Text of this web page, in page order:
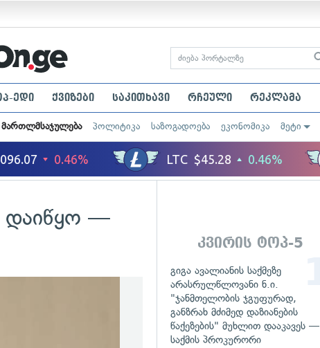
ედი ქვიზები საკითხავი რჩეული რეკლამა
მართლმსაჯულება პოლიტიკა საზოგადოება ეკონომიკა მეტი
დაიწყო —
კვირის ტოპ-5
გიგა ავალიანის საქმეზე
არასრულწლოვანი ნ.ი.
"ჯანმთელობის ჯგუფურად,
განზრახ მძიმედ დაზიანების
წაქეზების" მუხლით დააკავეს —
საქმის პროკურორი